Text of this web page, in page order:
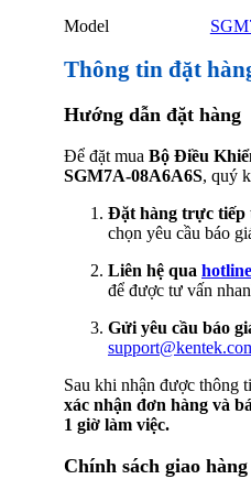
Model
Thông tin đặt
Hướng dẫn đặt hàng
Để đặt mua Bộ Điều
SGM7A-08A6A6S, quý
Đặt hàng trực tiếp
chọn yêu cầu báo
Liên hệ qua hotline
để được tư vấn
Gửi yêu cầu báo
Sau khi nhận được thông
xác nhận đơn hàng và
1 giờ làm việc.
Chính sách giao hàng